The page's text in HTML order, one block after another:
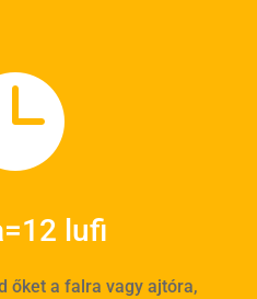
lufi
őket a falra vagy ajtóra,